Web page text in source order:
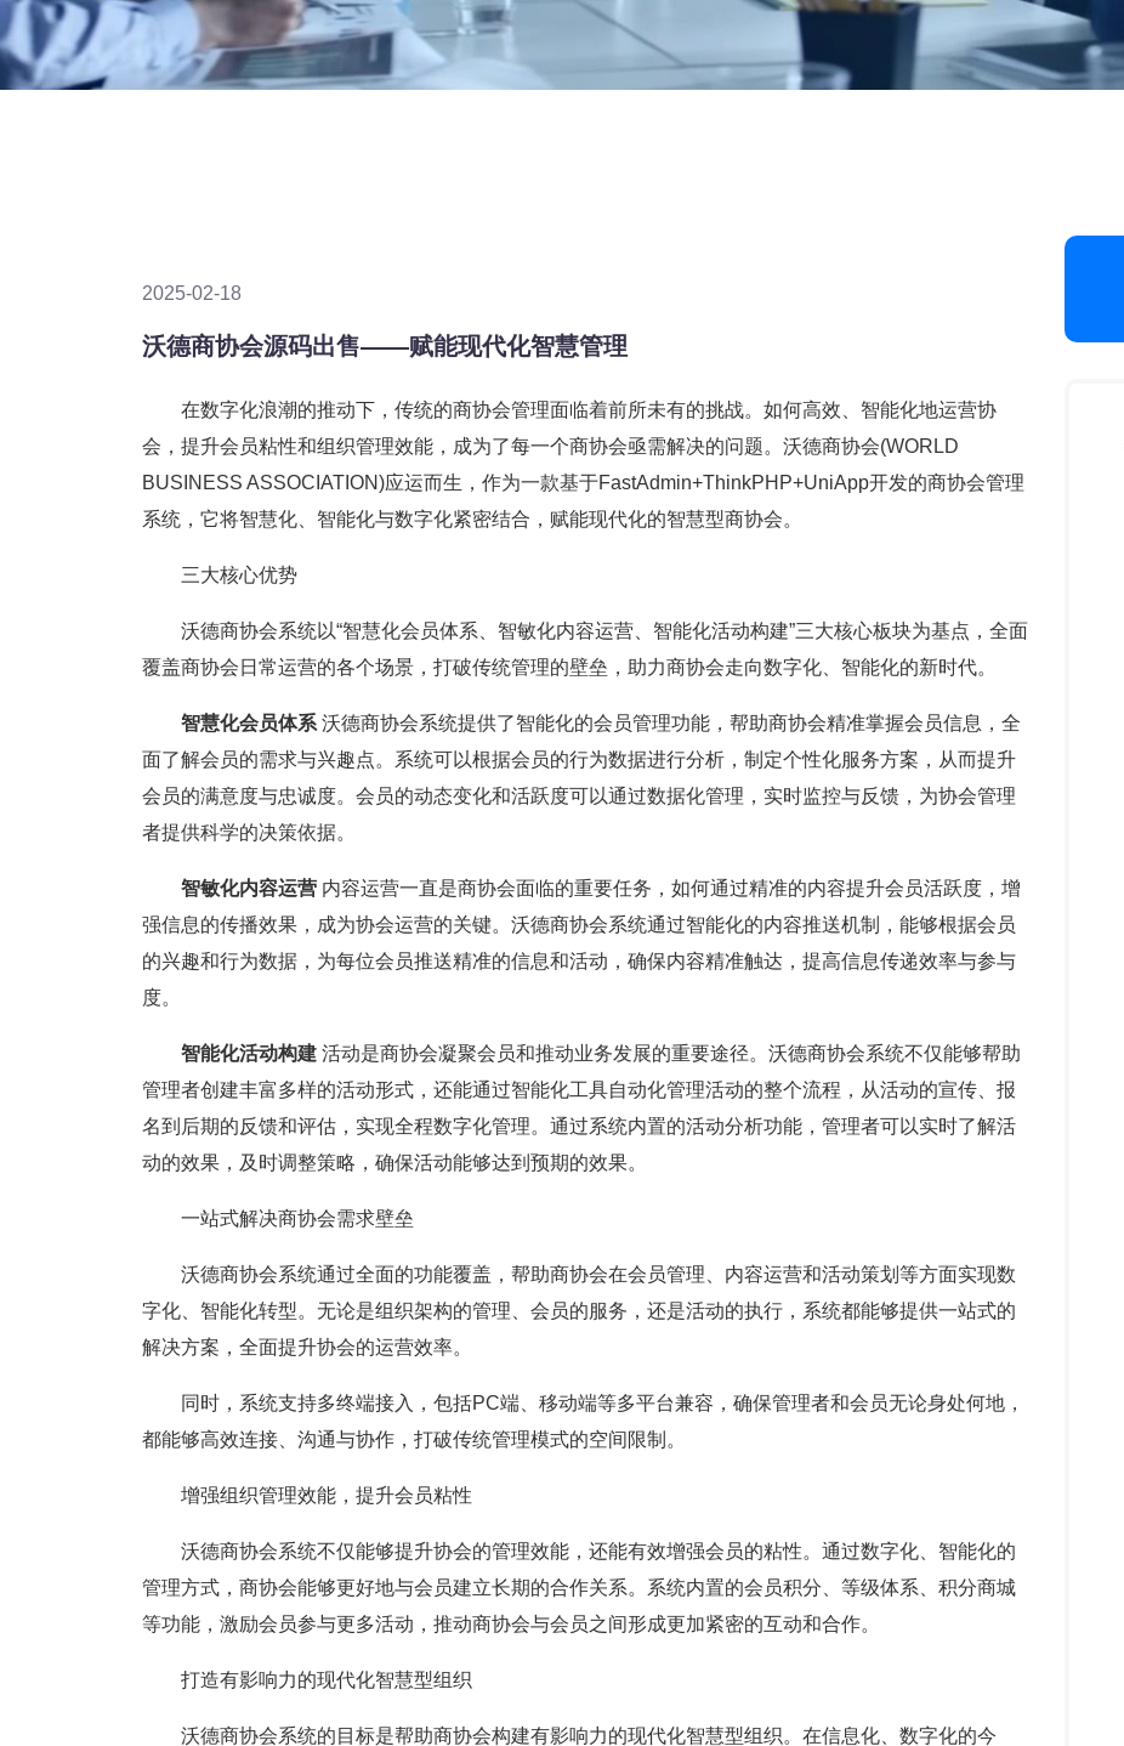
2025-02-18
沃德商协会源码出售——赋能现代化智慧管理
在数字化浪潮的推动下，传统的商协会管理面临着前所未有的挑战。如何高效、智能化地运营协
会，提升会员粘性和组织管理效能，成为了每一个商协会亟需解决的问题。沃德商协会(WORLD
BUSINESS ASSOCIATION)应运而生，作为一款基于FastAdmin+ThinkPHP+UniApp开发的商协会管理
系统，它将智慧化、智能化与数字化紧密结合，赋能现代化的智慧型商协会。
三大核心优势
沃德商协会系统以“智慧化会员体系、智敏化内容运营、智能化活动构建”三大核心板块为基点，全面
覆盖商协会日常运营的各个场景，打破传统管理的壁垒，助力商协会走向数字化、智能化的新时代。
智慧化会员体系 沃德商协会系统提供了智能化的会员管理功能，帮助商协会精准掌握会员信息，全
面了解会员的需求与兴趣点。系统可以根据会员的行为数据进行分析，制定个性化服务方案，从而提升
会员的满意度与忠诚度。会员的动态变化和活跃度可以通过数据化管理，实时监控与反馈，为协会管理
者提供科学的决策依据。
智敏化内容运营 内容运营一直是商协会面临的重要任务，如何通过精准的内容提升会员活跃度，增
强信息的传播效果，成为协会运营的关键。沃德商协会系统通过智能化的内容推送机制，能够根据会员
的兴趣和行为数据，为每位会员推送精准的信息和活动，确保内容精准触达，提高信息传递效率与参与
度。
智能化活动构建 活动是商协会凝聚会员和推动业务发展的重要途径。沃德商协会系统不仅能够帮助
管理者创建丰富多样的活动形式，还能通过智能化工具自动化管理活动的整个流程，从活动的宣传、报
名到后期的反馈和评估，实现全程数字化管理。通过系统内置的活动分析功能，管理者可以实时了解活
动的效果，及时调整策略，确保活动能够达到预期的效果。
一站式解决商协会需求壁垒
沃德商协会系统通过全面的功能覆盖，帮助商协会在会员管理、内容运营和活动策划等方面实现数
字化、智能化转型。无论是组织架构的管理、会员的服务，还是活动的执行，系统都能够提供一站式的
解决方案，全面提升协会的运营效率。
同时，系统支持多终端接入，包括PC端、移动端等多平台兼容，确保管理者和会员无论身处何地，
都能够高效连接、沟通与协作，打破传统管理模式的空间限制。
增强组织管理效能，提升会员粘性
沃德商协会系统不仅能够提升协会的管理效能，还能有效增强会员的粘性。通过数字化、智能化的
管理方式，商协会能够更好地与会员建立长期的合作关系。系统内置的会员积分、等级体系、积分商城
等功能，激励会员参与更多活动，推动商协会与会员之间形成更加紧密的互动和合作。
打造有影响力的现代化智慧型组织
沃德商协会系统的目标是帮助商协会构建有影响力的现代化智慧型组织。在信息化、数字化的今